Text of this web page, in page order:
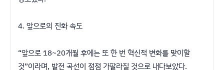
4. 앞으로의 진화 속도
“앞으로 18~20개월 후에는 또 한 번 혁신적 변화를 맞이할
것”이라며, 발전 곡선이 점점 가팔라질 것으로 내다보았다.